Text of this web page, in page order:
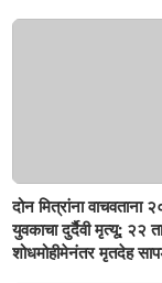
दोन मित्रांना वाचवताना
युवकाचा दुर्दैवी मृत्यू; २२
शोधमोहीमेनंतर मृतदेह